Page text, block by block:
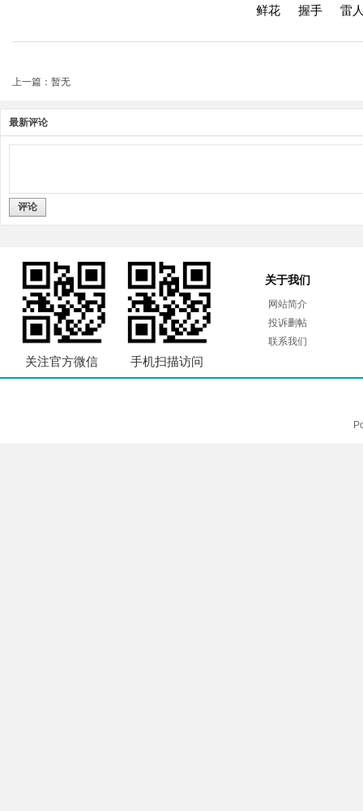
鲜花 握手 雷
上一篇：暂无
最新评论
评论
关注官方微信 手机扫描访问
关于我们
网站简介
投诉删帖
联系我们